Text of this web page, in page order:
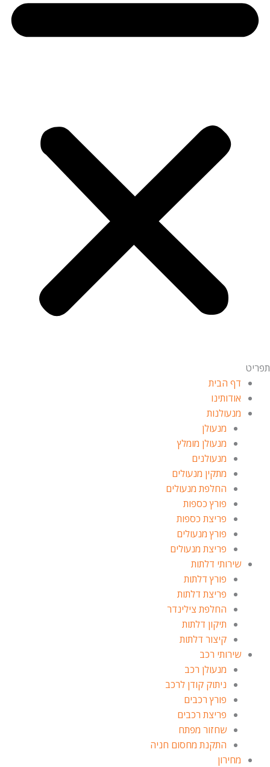
תפריט
דף הבית
אודותינו
מנעולנות
מנעולן
מנעולן מומלץ
מנעולנים
מתקין מנעולים
החלפת מנעולים
פורץ כספות
פריצת כספות
פורץ מנעולים
פריצת מנעולים
שירותי דלתות
פורץ דלתות
פריצת דלתות
החלפת צילינדר
תיקון דלתות
קיצור דלתות
שירותי רכב
מנעולן רכב
ניתוק קודן לרכב
פורץ רכבים
פריצת רכבים
שחזור מפתח
התקנת מחסום חניה
מחירון